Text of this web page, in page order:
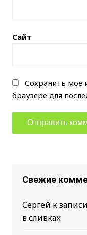
Сайт
Сохранить моё
браузере для
Свежие
Сергей к записи
в сливках